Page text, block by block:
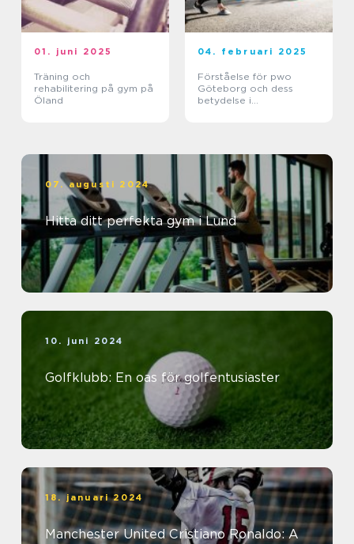
01. juni 2025
Träning och
rehabilitering på gym på
Öland
04. februari 2025
Förståelse för pwo
Göteborg och dess
betydelse i
07. augusti 2024
Hitta ditt perfekta gym i Lund
10. juni 2024
Golfklubb: En oas för golfentusiaster
18. januari 2024
Manchester United Cristiano Ronaldo: A